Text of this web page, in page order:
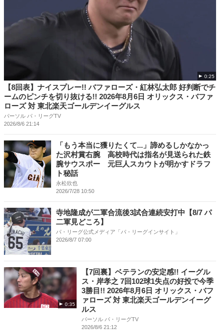
0:25
【8回表】ナイスプレー!! バファローズ・紅林弘太郎 好判断でチ
ームのピンチを切り抜ける!! 2026年8月6日 オリックス・バファ
ローズ 対 東北楽天ゴールデンイーグルス
パーソル パ・リーグTV
2026/8/6 21:14
「もう本当に獲りたくて...」諦めるしかなかっ
た沢村賞右腕 高校時代は指名が見送られた鉄
腕サウスポー 元巨人スカウトが明かすドラフ
ト秘話
永松欣也
2026/7/28 10:50
寺地隆成が二軍合流後3試合連続安打中【8/7 パ
二軍見どころ】
パ・リーグ公式メディア「パ・リーグインサイト」
2026/8/7 07:00
0:35
【7回裏】ベテランの安定感!! イーグル
ス・岸孝之 7回102球1失点の好投で今季
3勝目!! 2026年8月6日 オリックス・バフ
ァローズ 対 東北楽天ゴールデンイーグ
ルス
パーソル パ・リーグTV
2026/8/6 21:12